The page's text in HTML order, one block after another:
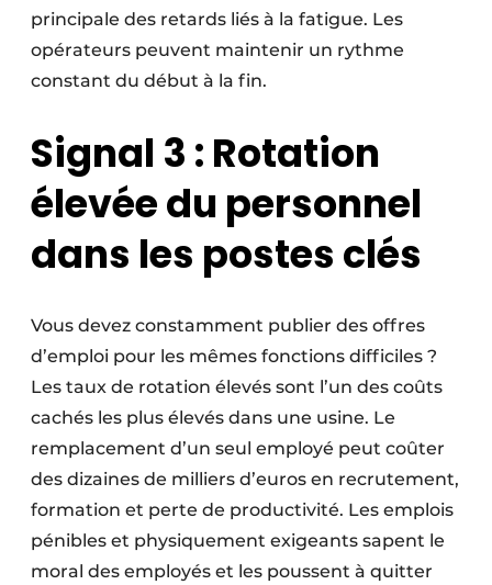
principale des retards liés à la fatigue. Les
opérateurs peuvent maintenir un rythme
constant du début à la fin.
Signal 3 : Rotation
élevée du personnel
dans les postes clés
Vous devez constamment publier des offres
d’emploi pour les mêmes fonctions difficiles ?
Les taux de rotation élevés sont l’un des coûts
cachés les plus élevés dans une usine. Le
remplacement d’un seul employé peut coûter
des dizaines de milliers d’euros en recrutement,
formation et perte de productivité. Les emplois
pénibles et physiquement exigeants sapent le
moral des employés et les poussent à quitter